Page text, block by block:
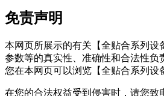
免责声明
本网页所展示的有关【全贴合系列设
参数等的真实性、准确性和合法性负
您在本网页可以浏览【全贴合系列设
在您的合法权益受到侵害时，请您致